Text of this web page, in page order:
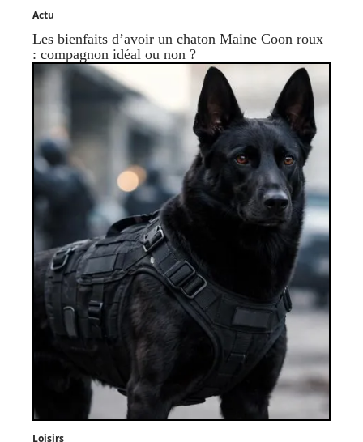
Actu
Les bienfaits d’avoir un chaton Maine Coon roux
: compagnon idéal ou non ?
Loisirs